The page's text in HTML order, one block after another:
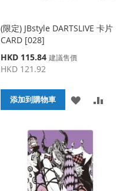
(限定) JBstyle DARTSLIVE 卡片
CARD [028]
特
殊
格
HKD 115.84 建議售價
HKD 121.92
添加到購物車
添
到
收
藏